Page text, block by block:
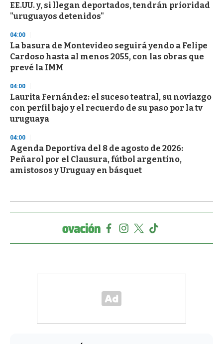
EE.UU. y, si llegan deportados, tendrán prioridad
"uruguayos detenidos"
04:00
La basura de Montevideo seguirá yendo a Felipe
Cardoso hasta al menos 2055, con las obras que
prevé la IMM
04:00
Laurita Fernández: el suceso teatral, su noviazgo
con perfil bajo y el recuerdo de su paso por la tv
uruguaya
04:00
Agenda Deportiva del 8 de agosto de 2026:
Peñarol por el Clausura, fútbol argentino,
amistosos y Uruguay en básquet